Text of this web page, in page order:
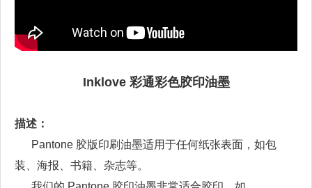
Inklove 彩通彩色胶印油墨
描述：
Pantone 胶版印刷油墨适用于任何纸张表面，如包
装、海报、书籍、杂志等。